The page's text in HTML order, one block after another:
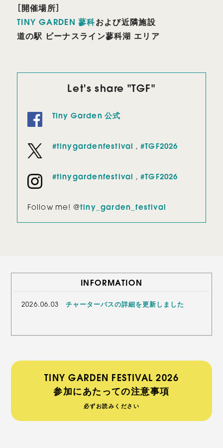
［開催場所］
TINY GARDEN 蓼科および近隣施設
道の駅 ビーナスライン蓼科湖 エリア
Let's share "TGF"
Tiny Garden 公式
#tinygardenfestival ,#TGF2026
#tinygardenfestival ,#TGF2026
Follow me! @tiny_garden_festival
INFORMATION
本年は終了いたしました。ご来場いただき
2026.06.03 チャーターバスの詳細を更新しました
TINY GARDEN FESTIVAL 6月7日(日) 閉場時
マイボトルを持って熱中症対策を！
メリーたんと一緒に大抽選会！
衣類回収を行います
ステージのタイムテーブルを発表！
エリアマップを公開！
【SPECIAL CONTENTS】情報更新!!
TINY GARDEN FESTIVAL 2026 OFFICIAL
送迎バスの情報を更新しました
提携施設チケット付き宿泊プランを更新しま
TINY GARDEN FESTIVAL 2026 OFFICIAL
フェスファッションにお悩みの方におすすめ！
【SPECIAL CONTENTS】情報更新!!
【WORKSHOP】情報更新!!
提携施設チケット付き宿泊プラン販売開始！
【LIVE】第2弾 出演者発表！
【SPECIAL CONTENTS】情報更新!!
【WORKSHOP】情報更新!!
3月7日(土) 12:00より各種チケット販売開始
【LIVE】第1弾 折坂悠太さんの出演が決定！
TINY GARDEN FESTIVAL 2026
参加にあたっての注意事項
必ずお読みください